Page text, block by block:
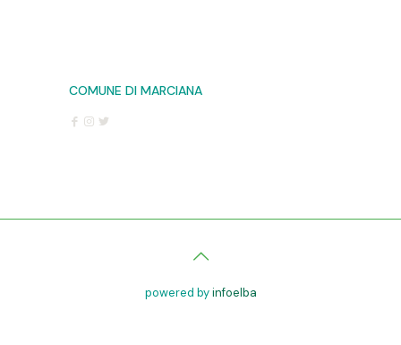
COMUNE DI MARCIANA
powered byinfoelba